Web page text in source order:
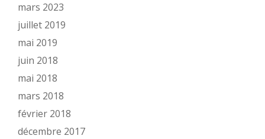
mars 2023
juillet 2019
mai 2019
juin 2018
mai 2018
mars 2018
février 2018
décembre 2017